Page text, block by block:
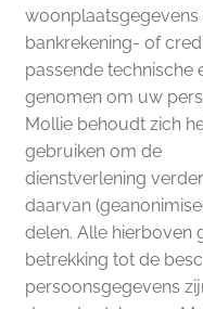
bankrekening- of
passende technische
genomen om uw
Mollie behoudt zich
gebruiken om de
dienstverlening
daarvan
delen. Alle hierboven
betrekking tot de
persoonsgegevens